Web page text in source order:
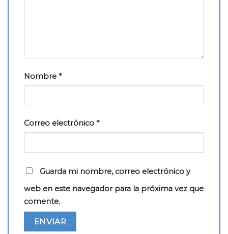
Nombre *
Correo electrónico *
Guarda mi nombre, correo electrónico y
web en este navegador para la próxima vez que
comente.